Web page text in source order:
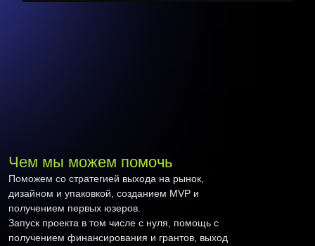
Чем мы можем помочь
Поможем со стратегией выхода на рынок,
дизайном и упаковкой, созданием MVP и
получением первых юзеров.
Запуск проекта в том числе с нуля, помощь с
получением финансирования и грантов, выход